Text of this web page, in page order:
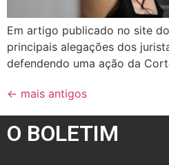
Em artigo publicado no site
principais alegações dos
defendendo uma ação da
← mais antigos
O BOLETIM